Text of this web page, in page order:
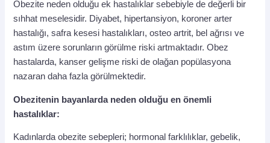
Obezite neden olduğu ek hastalıklar sebebiyle de değerli bir
sıhhat meselesidir. Diyabet, hipertansiyon, koroner arter
hastalığı, safra kesesi hastalıkları, osteo artrit, bel ağrısı ve
astım üzere sorunların görülme riski artmaktadır. Obez
hastalarda, kanser gelişme riski de olağan popülasyona
nazaran daha fazla görülmektedir.
Obezitenin bayanlarda neden olduğu en önemli
hastalıklar:
Kadınlarda obezite sebepleri; hormonal farklılıklar, gebelik,